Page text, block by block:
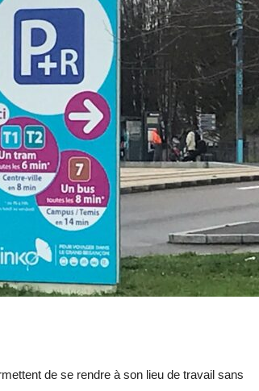
–
Hebdo25
de se rendre à son lieu de travail sans